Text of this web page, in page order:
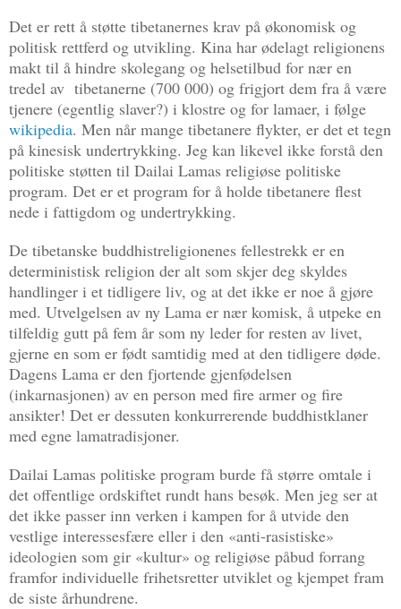
Det er rett å støtte tibetanernes krav på økonomisk og
politisk rettferd og utvikling. Kina har ødelagt religionens
makt til å hindre skolegang og helsetilbud for nær en
tredel av tibetanerne (700 000) og frigjort dem fra å være
tjenere (egentlig slaver?) i klostre og for lamaer, i følge
wikipedia. Men når mange tibetanere flykter, er det et tegn
på kinesisk undertrykking. Jeg kan likevel ikke forstå den
politiske støtten til Dailai Lamas religiøse politiske
program. Det er et program for å holde tibetanere flest
nede i fattigdom og undertrykking.
De tibetanske buddhistreligionenes fellestrekk er en
deterministisk religion der alt som skjer deg skyldes
handlinger i et tidligere liv, og at det ikke er noe å gjøre
med. Utvelgelsen av ny Lama er nær komisk, å utpeke en
tilfeldig gutt på fem år som ny leder for resten av livet,
gjerne en som er født samtidig med at den tidligere døde.
Dagens Lama er den fjortende gjenfødelsen
(inkarnasjonen) av en person med fire armer og fire
ansikter! Det er dessuten konkurrerende buddhistklaner
med egne lamatradisjoner.
Dailai Lamas politiske program burde få større omtale i
det offentlige ordskiftet rundt hans besøk. Men jeg ser at
det ikke passer inn verken i kampen for å utvide den
vestlige interessesfære eller i den «anti-rasistiske»
ideologien som gir «kultur» og religiøse påbud forrang
framfor individuelle frihetsretter utviklet og kjempet fram
de siste århundrene.